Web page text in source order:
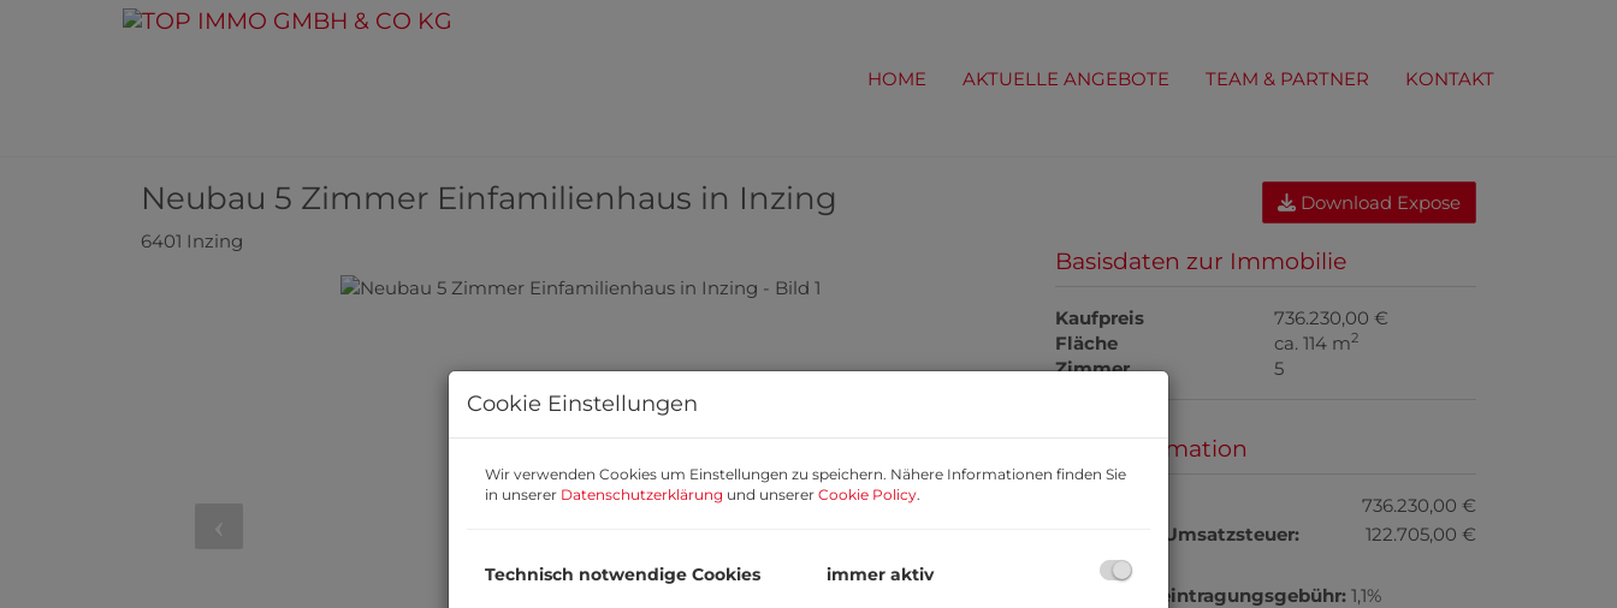
HOME AKTUELLE ANGEBOTE TEAM & PARTNER KONTAKT
Neubau 5 Zimmer Einfamilienhaus in Inzing
6401 Inzing
Download Expose
Basisdaten zur Immobilie
Kaufpreis
736.230,00 €
Fläche
ca. 114 m2
Zimmer 5
Preisinformation
736.230,00 €
enthaltene Umsatzsteuer:
122.705,00 €
Grundbucheintragungsgebühr: 1,1%
Cookie Einstellungen
Wir verwenden Cookies um Einstellungen zu speichern. Nähere Informationen finden Sie
in unserer Datenschutzerklärung und unserer Cookie Policy.
Technisch notwendige Cookies immer aktiv